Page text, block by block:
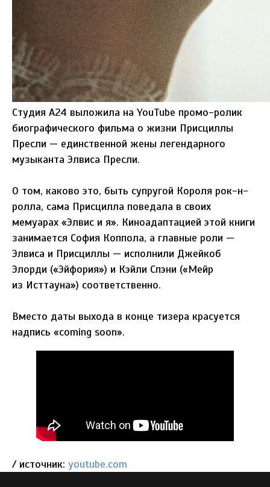
Студия A24 выложила на YouTube промо-ролик
биографического фильма о жизни Присциллы
Пресли — единственной жены легендарного
музыканта Элвиса Пресли.
О том, каково это, быть супругой Короля рок-н-
ролла, сама Присцилла поведала в своих
мемуарах «Элвис и я». Киноадаптацией этой книги
занимается София Коппола, а главные роли —
Элвиса и Присциллы — исполнили Джейкоб
Элорди («Эйфория») и Кэйли Спэни («Мейр
из Исттауна») соответственно.
Вместо даты выхода в конце тизера красуется
надпись «coming soon».
/ источник: youtube.com